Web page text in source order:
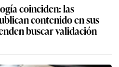
coinciden: las
contenido en sus
buscar validación